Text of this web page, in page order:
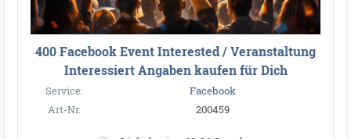
400 Facebook Event Interested / Veranstaltung
Interessiert Angaben kaufen für Dich
Service:
Facebook
Art-Nr.
200459